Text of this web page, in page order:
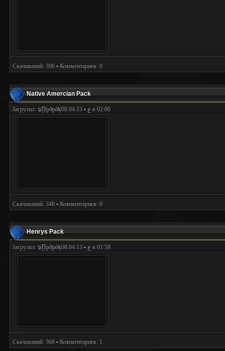
Скачиваний: 390 ▪ Комментариев: 0
Native Amercian Pack
Загрузил: ๖ۣۜПpỡpờķع ▪ 08.04.13 в 02:00
Скачиваний: 348 ▪ Комментариев: 0
Henrys Pack
Загрузил: ๖ۣۜПpỡpờķع ▪ 08.04.13 в 01:58
Скачиваний: 368 ▪ Комментариев: 1